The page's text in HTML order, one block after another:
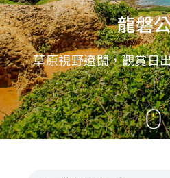
龍磐
草原視野遼闊，觀賞日